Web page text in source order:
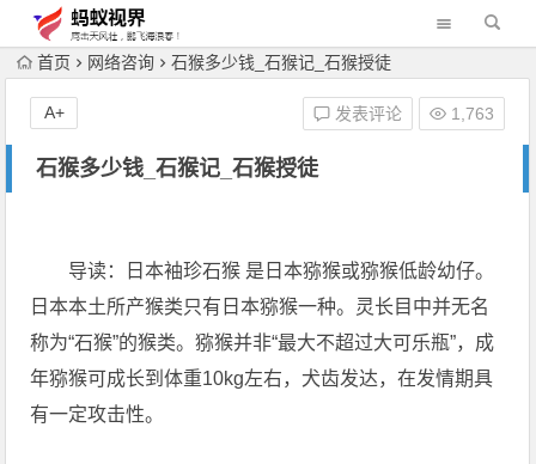
首页 网络咨询 石猴多少钱_石猴记_石猴授徒
石猴多少钱_石猴记_石猴授徒
发表评论 1,763
A+
导读：日本袖珍石猴 是日本猕猴或猕猴低龄幼仔。
日本本土所产猴类只有日本猕猴一种。灵长目中并无名
称为“石猴”的猴类。猕猴并非“最大不超过大可乐瓶”，成
年猕猴可成长到体重10kg左右，犬齿发达，在发情期具
有一定攻击性。